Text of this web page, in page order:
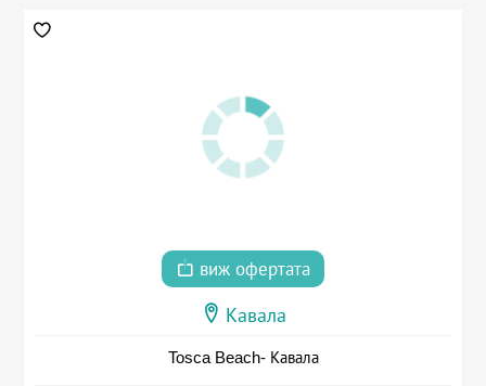
виж офертата
Кавала
Tosca Beach- Кавала